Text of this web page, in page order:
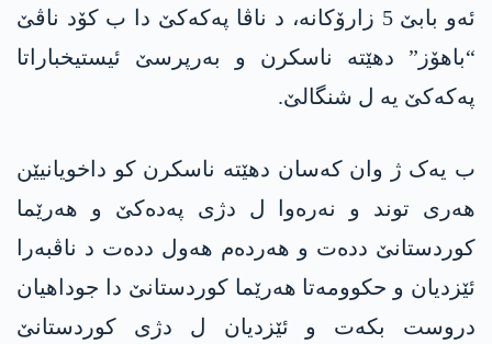
ئەو بابێ 5 زارۆکانە، د ناڤا پەکەکێ دا ب کۆد ناڤێ
“باهۆز” دهێتە ناسکرن و بەرپرسێ ئیستیخباراتا
پەکەکێ یە ل شنگالێ.
ب یەک ژ وان کەسان دهێتە ناسکرن کو داخویانیێن
هەری توند و نەرەوا ل دژی پەدەکێ و هەرێما
کوردستانێ ددەت و هەردەم هەول ددەت د ناڤبەرا
ئێزدیان و حکوومەتا هەرێما کوردستانێ دا جوداهیان
دروست بکەت و ئێزدیان ل دژی کوردستانێ